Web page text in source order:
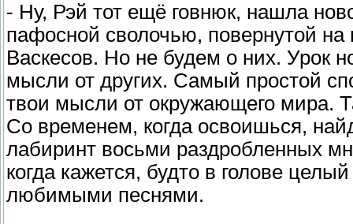
- Ну, Рэй тот ещё говнюк, нашла
пафосной сволочью, повернутой на
Васкесов. Но не будем о них. Урок
мысли от других. Самый простой
твои мысли от окружающего мира.
Со временем, когда освоишься,
лабиринт восьми раздробленных
когда кажется, будто в голове
любимыми песнями.